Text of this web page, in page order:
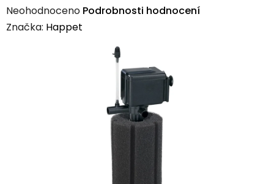
Průměrné
hodnocení
Neohodnoceno Podrobnosti hodnocení
Značka: Happet